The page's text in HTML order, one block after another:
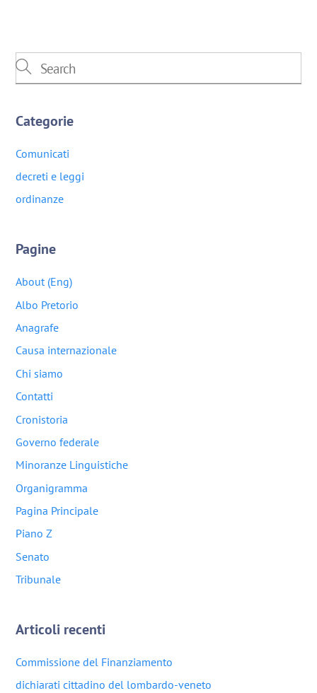
Categorie
Comunicati
decreti e leggi
ordinanze
Pagine
About (Eng)
Albo Pretorio
Anagrafe
Causa internazionale
Chi siamo
Contatti
Cronistoria
Governo federale
Minoranze Linguistiche
Organigramma
Pagina Principale
Piano Z
Senato
Tribunale
Articoli recenti
Commissione del Finanziamento
dichiarati cittadino del lombardo-veneto